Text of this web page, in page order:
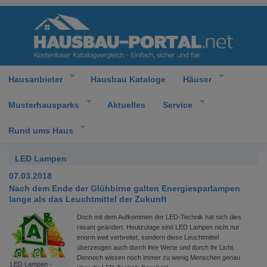
Hausanbieter Hausbau Kataloge Häuser
Musterhausparks Aktuelles Service
Rund ums Haus
LED Lampen
07.03.2018
Nach dem Ende der Glühbirne galten Energiesparlampen
lange als das Leuchtmittel der Zukunft
LED Lampen -
Doch mit dem Aufkommen der LED-Technik hat sich dies
rasant geändert. Heutzutage sind LED Lampen nicht nur
enorm weit verbreitet, sondern diese Leuchtmittel
überzeugen auch durch ihre Werte und durch ihr Licht.
Dennoch wissen noch immer zu wenig Menschen genau